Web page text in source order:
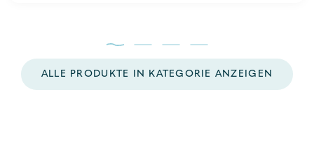
ALLE PRODUKTE IN KATEGORIE ANZEIGEN